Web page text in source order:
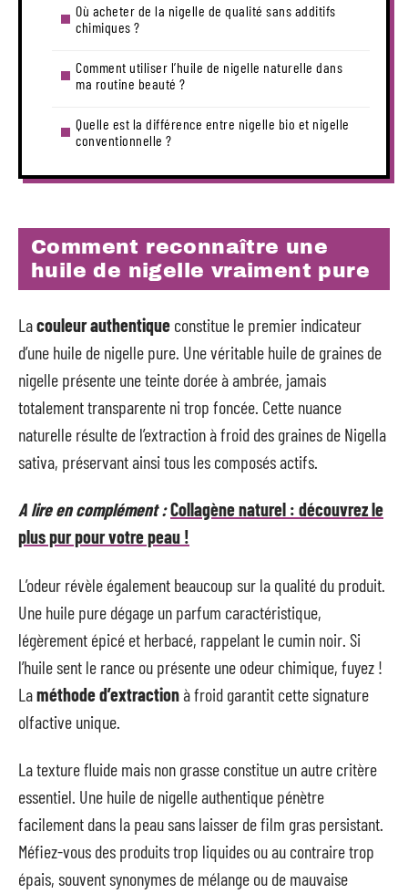
Où acheter de la nigelle de qualité sans additifs
chimiques ?
Comment utiliser l’huile de nigelle naturelle dans
ma routine beauté ?
Quelle est la différence entre nigelle bio et nigelle
conventionnelle ?
Comment reconnaître une
huile de nigelle vraiment pure
Lacouleur authentique constitue le premier indicateur
d’une huile de nigelle pure. Une véritable huile de graines de
nigelle présente une teinte dorée à ambrée, jamais
totalement transparente ni trop foncée. Cette nuance
naturelle résulte de l’extraction à froid des graines de Nigella
sativa, préservant ainsi tous les composés actifs.
A lire en complément :Collagène naturel : découvrez le
plus pur pour votre peau !
L’odeur révèle également beaucoup sur la qualité du produit.
Une huile pure dégage un parfum caractéristique,
légèrement épicé et herbacé, rappelant le cumin noir. Si
l’huile sent le rance ou présente une odeur chimique, fuyez !
Laméthode d’extractionà froid garantit cette signature
olfactive unique.
La texture fluide mais non grasse constitue un autre critère
essentiel. Une huile de nigelle authentique pénètre
facilement dans la peau sans laisser de film gras persistant.
Méfiez-vous des produits trop liquides ou au contraire trop
épais, souvent synonymes de mélange ou de mauvaise